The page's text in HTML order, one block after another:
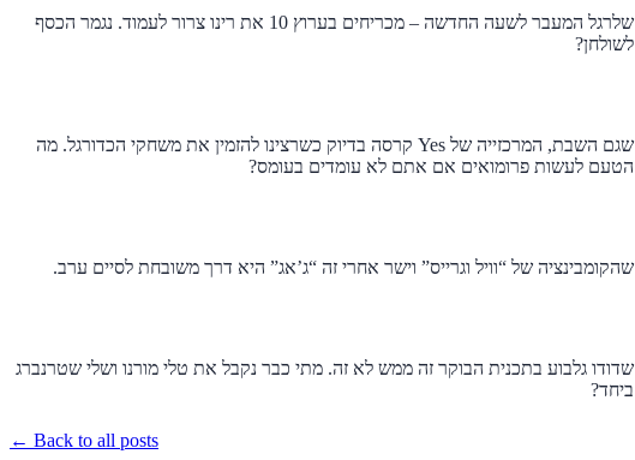
שלרגל המעבר לשעה החדשה – מכריחים בערוץ 10 את רינו צרור לעמוד. נגמר הכסף
לשולחן?
שגם השבת, המרכזייה של Yes קרסה בדיוק כשרצינו להזמין את משחקי הכדורגל. מה
הטעם לעשות פרומואים אם אתם לא עומדים בעומס?
שהקומבינציה של “וויל וגרייס” וישר אחרי זה “ג’אג” היא דרך משובחת לסיים ערב.
שדודו גלבוע בתכנית הבוקר זה ממש לא זה. מתי כבר נקבל את טלי מורנו ושלי שטרנברג
ביחד?
← Back to all posts